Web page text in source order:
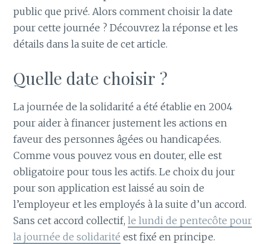
public que privé. Alors comment choisir la date
pour cette journée ? Découvrez la réponse et les
détails dans la suite de cet article.
Quelle date choisir ?
La journée de la solidarité a été établie en 2004
pour aider à financer justement les actions en
faveur des personnes âgées ou handicapées.
Comme vous pouvez vous en douter, elle est
obligatoire pour tous les actifs. Le choix du jour
pour son application est laissé au soin de
l’employeur et les employés à la suite d’un accord.
Sans cet accord collectif,le lundi de pentecôte pour
la journée de solidarité est fixé en principe.